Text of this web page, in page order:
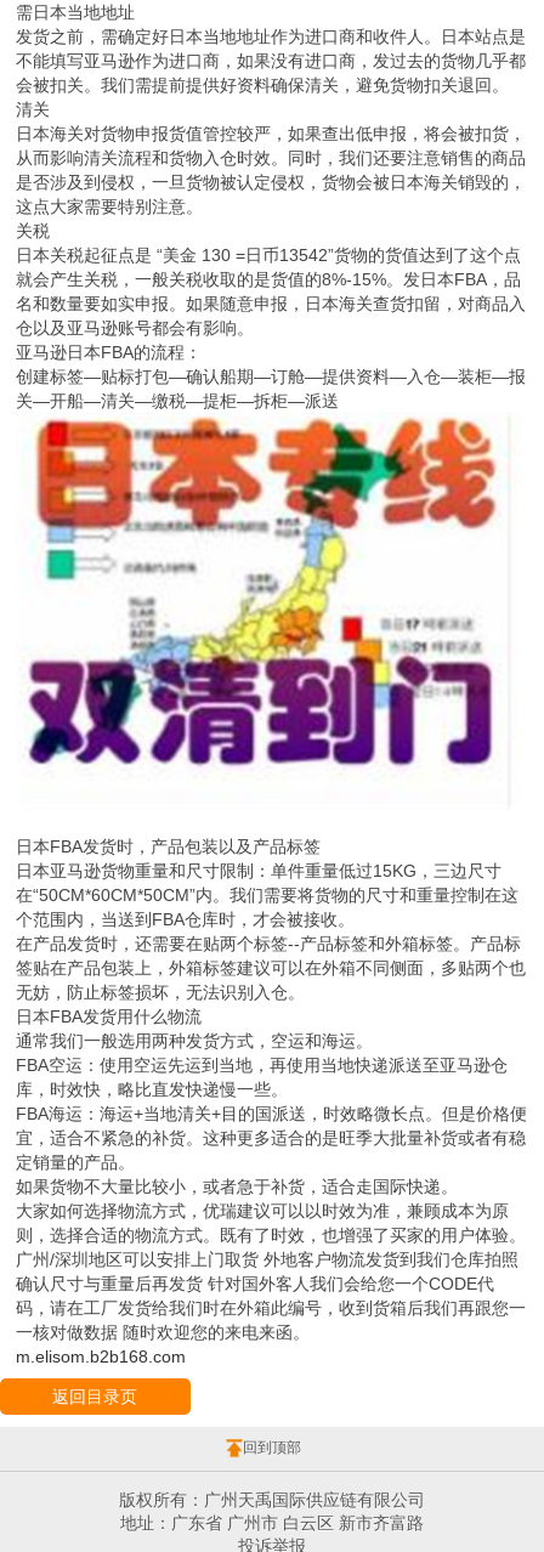
需日本当地地址
发货之前，需确定好日本当地地址作为进口商和收件人。日本站点是
不能填写亚马逊作为进口商，如果没有进口商，发过去的货物几乎都
会被扣关。我们需提前提供好资料确保清关，避免货物扣关退回。
清关
日本海关对货物申报货值管控较严，如果查出低申报，将会被扣货，
从而影响清关流程和货物入仓时效。同时，我们还要注意销售的商品
是否涉及到侵权，一旦货物被认定侵权，货物会被日本海关销毁的，
这点大家需要特别注意。
关税
日本关税起征点是 “美金 130 =日币13542”货物的货值达到了这个点
就会产生关税，一般关税收取的是货值的8%-15%。发日本FBA，品
名和数量要如实申报。如果随意申报，日本海关查货扣留，对商品入
仓以及亚马逊账号都会有影响。
亚马逊日本FBA的流程：
创建标签—贴标打包—确认船期—订舱—提供资料—入仓—装柜—报
关—开船—清关—缴税—提柜—拆柜—派送
日本FBA发货时，产品包装以及产品标签
日本亚马逊货物重量和尺寸限制：单件重量低过15KG，三边尺寸
在“50CM*60CM*50CM”内。我们需要将货物的尺寸和重量控制在这
个范围内，当送到FBA仓库时，才会被接收。
在产品发货时，还需要在贴两个标签--产品标签和外箱标签。产品标
签贴在产品包装上，外箱标签建议可以在外箱不同侧面，多贴两个也
无妨，防止标签损坏，无法识别入仓。
日本FBA发货用什么物流
通常我们一般选用两种发货方式，空运和海运。
FBA空运：使用空运先运到当地，再使用当地快递派送至亚马逊仓
库，时效快，略比直发快递慢一些。
FBA海运：海运+当地清关+目的国派送，时效略微长点。但是价格便
宜，适合不紧急的补货。这种更多适合的是旺季大批量补货或者有稳
定销量的产品。
如果货物不大量比较小，或者急于补货，适合走国际快递。
大家如何选择物流方式，优瑞建议可以以时效为准，兼顾成本为原
则，选择合适的物流方式。既有了时效，也增强了买家的用户体验。
广州/深圳地区可以安排上门取货 外地客户物流发货到我们仓库拍照
确认尺寸与重量后再发货 针对国外客人我们会给您一个CODE代
码，请在工厂发货给我们时在外箱此编号，收到货箱后我们再跟您一
一核对做数据 随时欢迎您的来电来函。
m.elisom.b2b168.com
返回目录页
回到顶部
版权所有：广州天禹国际供应链有限公司
地址：广东省 广州市 白云区 新市齐富路
投诉举报